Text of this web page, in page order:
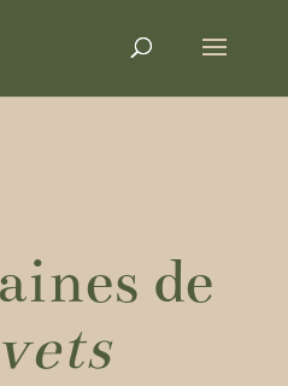
de